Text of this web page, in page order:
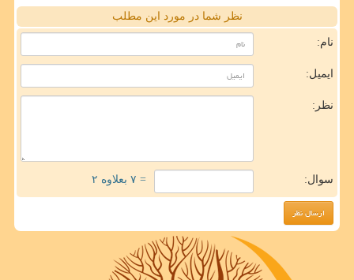
نظر شما در مورد این مطلب
نام:
ایمیل:
نظر:
سوال: = ۷ بعلاوه ۲